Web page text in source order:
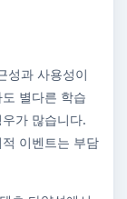
성과 사용성이
별다른 학습
가 많습니다.
이벤트는 부담